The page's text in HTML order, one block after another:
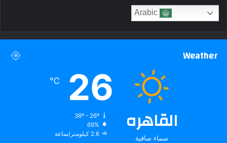
Weather
القاهره
سماء صافية
26
℃
38º - 26º
69%
2.6 كيلومتر/ساعة